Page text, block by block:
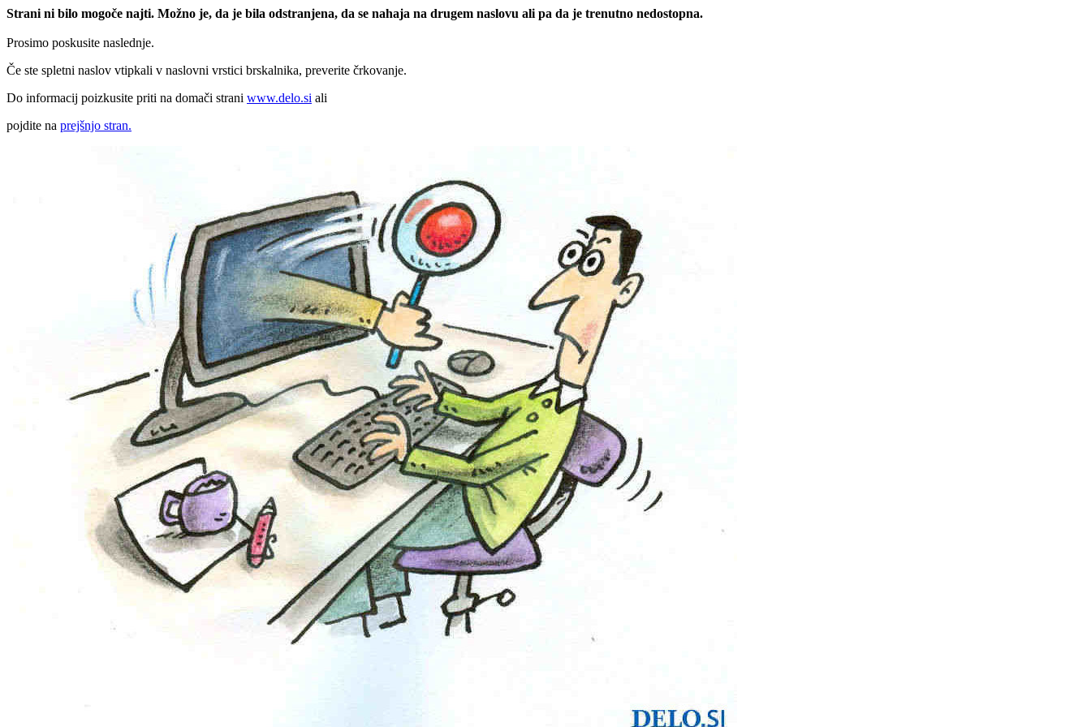
Strani ni bilo mogoče najti. Možno je, da je bila odstranjena, da se nahaja na drugem naslovu ali pa da je trenutno nedostopna.
Prosimo poskusite naslednje.
Če ste spletni naslov vtipkali v naslovni vrstici brskalnika, preverite črkovanje.
Do informacij poizkusite priti na domači strani www.delo.si ali
pojdite na prejšnjo stran.